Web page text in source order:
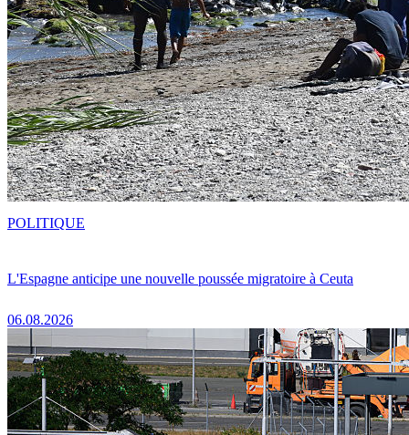
L'Espagne anticipe une nouvelle poussée migratoire à Ceuta
06.08.2026
POLITIQUE